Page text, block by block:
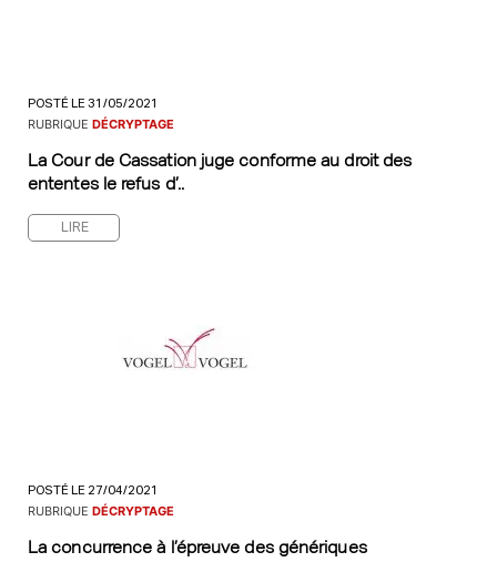
POSTÉ LE 31/05/2021
RUBRIQUE DÉCRYPTAGE
La Cour de Cassation juge conforme au droit des
ententes le refus d’..
LIRE
POSTÉ LE 27/04/2021
RUBRIQUE DÉCRYPTAGE
La concurrence à l’épreuve des génériques